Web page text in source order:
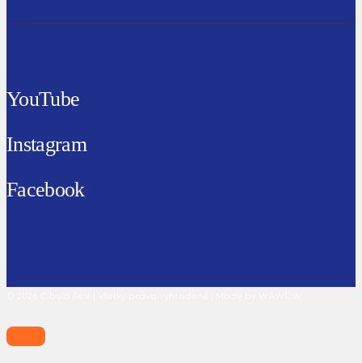
YouTube
Instagram
Facebook